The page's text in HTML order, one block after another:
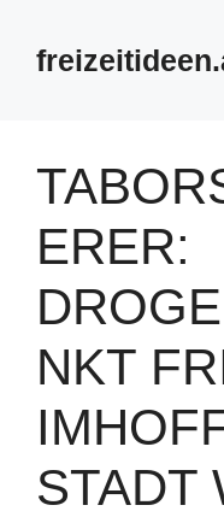
Inhalt
springen
ERER:
NKT
STADT